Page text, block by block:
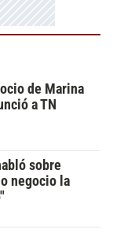
de Marina
a TN
sobre
negocio la